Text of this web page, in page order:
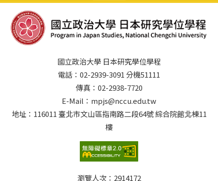
國立政治大學 日本研究學位學程
電話：02-2939-3091 分機51111
傳真：02-2938-7720
E-Mail：mpjs@nccu.edu.tw
地址：116011 臺北市文山區指南路二段64號 綜合院館北棟11
樓
瀏覽人次： 2914172